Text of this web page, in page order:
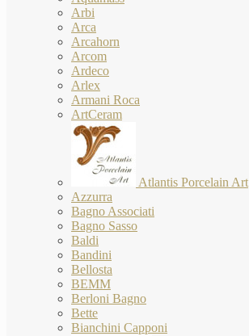
Arbi
Arca
Arcahorn
Arcom
Ardeco
Arlex
Armani Roca
ArtCeram
Atlantis Porcelain Art
Azzurra
Bagno Associati
Bagno Sasso
Baldi
Bandini
Bellosta
BEMM
Berloni Bagno
Bette
Bianchini Capponi